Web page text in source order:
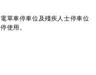
車停車位及殘疾人士停車位
使用。